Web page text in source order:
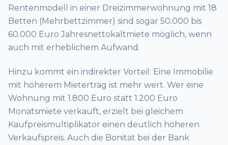
Rentenmodell in einer Dreizimmerwohnung mit 18
Betten (Mehrbettzimmer) sind sogar 50.000 bis
60.000 Euro Jahresnettokaltmiete möglich, wenn
auch mit erheblichem Aufwand.
Hinzu kommt ein indirekter Vorteil: Eine Immobilie
mit höherem Mietertrag ist mehr wert. Wer eine
Wohnung mit 1.800 Euro statt 1.200 Euro
Monatsmiete verkauft, erzielt bei gleichem
Kaufpreismultiplikator einen deutlich höheren
Verkaufspreis. Auch die Bonität bei der Bank